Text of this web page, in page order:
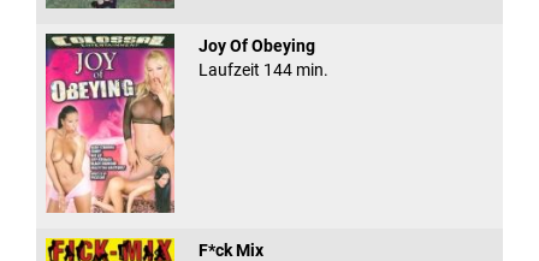
Joy Of Obeying
Laufzeit 144 min.
F*ck Mix